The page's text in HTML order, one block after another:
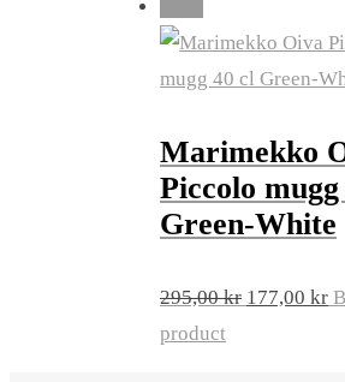
Marimekko
Piccolo
Green-White
295,00kr Original
177,00 kr
product